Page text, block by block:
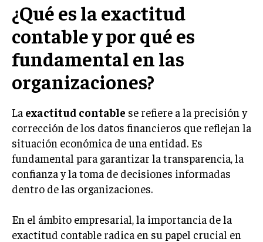
COMUNICACIÓN CORPORATIVA
GESTIÓN DE MARCA
INVESTIGACIÓN DE MERCADO
ANÁLISIS DE COMPETENCIA
GESTIÓN DE CLIENTES
EMPRENDIMIENTO
INNOVACIÓN EMPRESARIAL
GESTIÓN DEL CAMBIO
LIDERAZGO
EMPRENDIMIENTO
¿Qué es la exactitud
contable y por qué es
fundamental en las
organizaciones?
La exactitud contable se refiere a la precisión y
corrección de los datos financieros que reflejan la
situación económica de una entidad. Es
fundamental para garantizar la transparencia, la
confianza y la toma de decisiones informadas
dentro de las organizaciones.
En el ámbito empresarial, la importancia de la
exactitud contable radica en su papel crucial en